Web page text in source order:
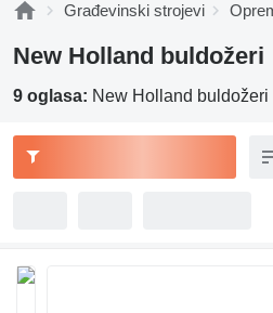
Građevinski strojevi
New Holland buldožeri
9 oglasa: New Holland buldožeri